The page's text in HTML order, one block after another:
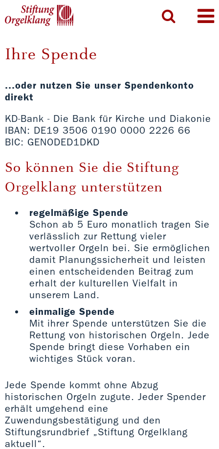
Ihre Spende
...oder nutzen Sie unser Spendenkonto
direkt
KD-Bank - Die Bank für Kirche und Diakonie
IBAN: DE19 3506 0190 0000 2226 66
BIC: GENODED1DKD
So können Sie die Stiftung
Orgelklang unterstützen
regelmäßige Spende
Schon ab 5 Euro monatlich tragen Sie
verlässlich zur Rettung vieler
wertvoller Orgeln bei. Sie ermöglichen
damit Planungssicherheit und leisten
einen entscheidenden Beitrag zum
erhalt der kulturellen Vielfalt in
unserem Land.
einmalige Spende
Mit ihrer Spende unterstützen Sie die
Rettung von historischen Orgeln. Jede
Spende bringt diese Vorhaben ein
wichtiges Stück voran.
Jede Spende kommt ohne Abzug
historischen Orgeln zugute. Jeder Spender
erhält umgehend eine
Zuwendungsbestätigung und den
Stiftungsrundbrief „Stiftung Orgelklang
aktuell“.